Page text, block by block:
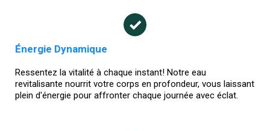
Énergie Dynamique
Ressentez la vitalité à chaque instant! Notre eau
revitalisante nourrit votre corps en profondeur, vous laissant
plein d'énergie pour affronter chaque journée avec éclat.